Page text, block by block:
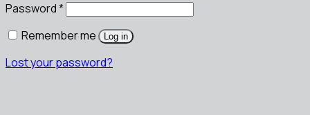
Password*
Remember me
Log in
Lost your password?